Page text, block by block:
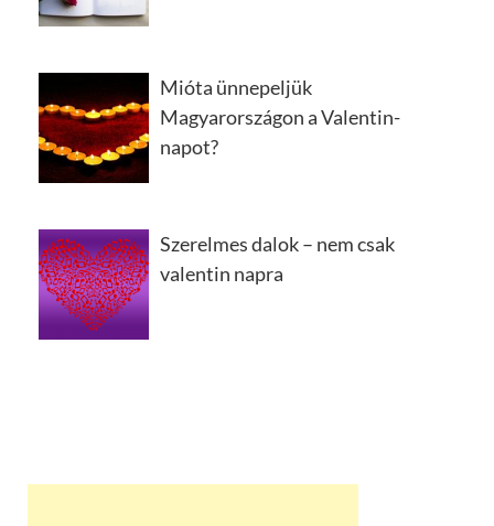
Mióta ünnepeljük
Magyarországon a Valentin-
napot?
Szerelmes dalok – nem csak
valentin napra